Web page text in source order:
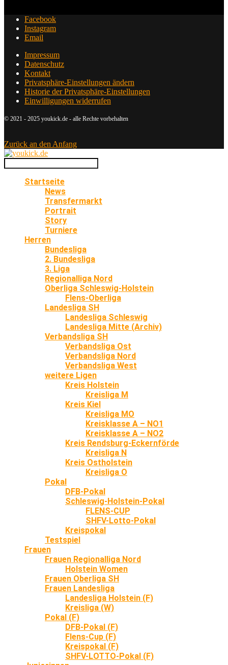
Facebook
Instagram
Email
Impressum
Datenschutz
Kontakt
Privatsphäre-Einstellungen ändern
Historie der Privatsphäre-Einstellungen
Einwilligungen widerrufen
© 2021 - 2025 youkick.de - alle Rechte vorbehalten
Zurück an den Anfang
Startseite
News
Transfermarkt
Portrait
Story
Turniere
Herren
Bundesliga
2. Bundesliga
3. Liga
Regionalliga Nord
Oberliga Schleswig-Holstein
Flens-Oberliga
Landesliga SH
Landesliga Schleswig
Landesliga Mitte (Archiv)
Verbandsliga SH
Verbandsliga Ost
Verbandsliga Nord
Verbandsliga West
weitere Ligen
Kreis Holstein
Kreisliga M
Kreis Kiel
Kreisliga MO
Kreisklasse A – NO1
Kreisklasse A – NO2
Kreis Rendsburg-Eckernförde
Kreisliga N
Kreis Ostholstein
Kreisliga O
Pokal
DFB-Pokal
Schleswig-Holstein-Pokal
FLENS-CUP
SHFV-Lotto-Pokal
Kreispokal
Testspiel
Frauen
Frauen Regionalliga Nord
Holstein Women
Frauen Oberliga SH
Frauen Landesliga
Landesliga Holstein (F)
Kreisliga (W)
Pokal (F)
DFB-Pokal (F)
Flens-Cup (F)
Kreispokal (F)
SHFV-LOTTO-Pokal (F)